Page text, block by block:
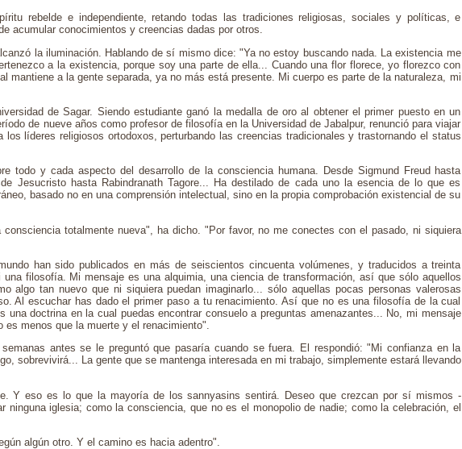
rebelde e independiente, retando todas las tradiciones religiosas, sociales y políticas, e
acumular conocimientos y creencias dadas por otros.
la iluminación. Hablando de sí mismo dice: "Ya no estoy buscando nada. La existencia me
a la existencia, porque soy una parte de ella... Cuando una flor florece, yo florezco con
mantiene a la gente separada, ya no más está presente. Mi cuerpo es parte de la naturaleza, mi
de Sagar. Siendo estudiante ganó la medalla de oro al obtener el primer puesto en un
de nueve años como profesor de filosofía en la Universidad de Jabalpur, renunció para viajar
líderes religiosos ortodoxos, perturbando las creencias tradicionales y trastornando el status
todo y cada aspecto del desarrollo de la consciencia humana. Desde Sigmund Freud hasta
Jesucristo hasta Rabindranath Tagore... Ha destilado de cada uno la esencia de lo que es
basado no en una comprensión intelectual, sino en la propia comprobación existencial de su
totalmente nueva", ha dicho. "Por favor, no me conectes con el pasado, ni siquiera
han sido publicados en más de seiscientos cincuenta volúmenes, y traducidos a treinta
filosofía. Mi mensaje es una alquimia, una ciencia de transformación, así que sólo aquellos
tan nuevo que ni siquiera puedan imaginarlo... sólo aquellas pocas personas valerosas
Al escuchar has dado el primer paso a tu renacimiento. Así que no es una filosofía de la cual
una doctrina en la cual puedas encontrar consuelo a preguntas amenazantes... No, mi mensaje
menos que la muerte y el renacimiento".
antes se le preguntó que pasaría cuando se fuera. El respondió: "Mi confianza en la
sobrevivirá... La gente que se mantenga interesada en mi trabajo, simplemente estará llevando
Y eso es lo que la mayoría de los sannyasins sentirá. Deseo que crezcan por sí mismos -
ninguna iglesia; como la consciencia, que no es el monopolio de nadie; como la celebración, el
algún otro. Y el camino es hacia adentro".